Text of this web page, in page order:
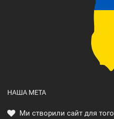
НАША МЕТА
Ми створили сайт для